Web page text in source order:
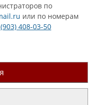
по
или по номерам
408-03-50